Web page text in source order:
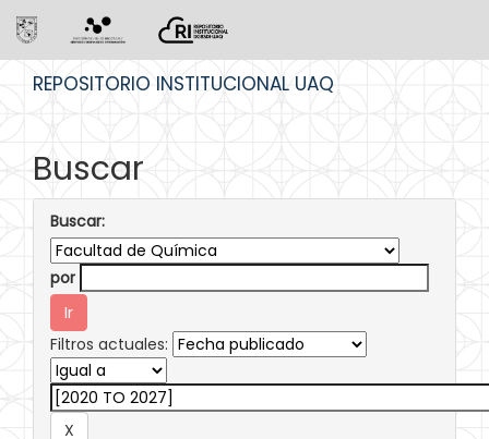
REPOSITORIO INSTITUCIONAL UAQ
Buscar
Buscar:
por
Filtros actuales: